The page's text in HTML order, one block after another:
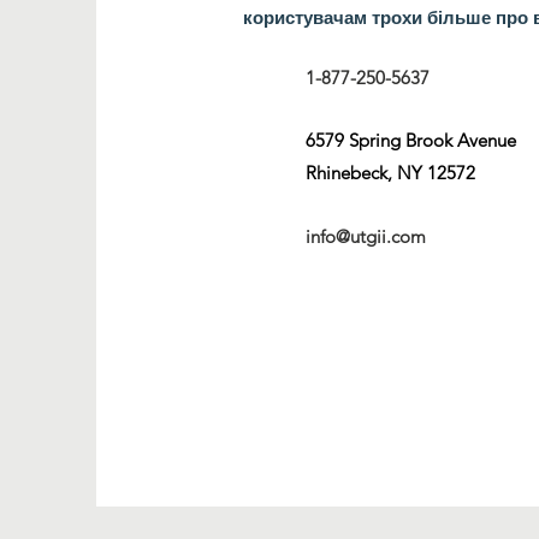
користувачам трохи більше про
1-877-250-5637
6579 Spring Brook Avenue
Rhinebeck, NY 12572
info@utgii.com